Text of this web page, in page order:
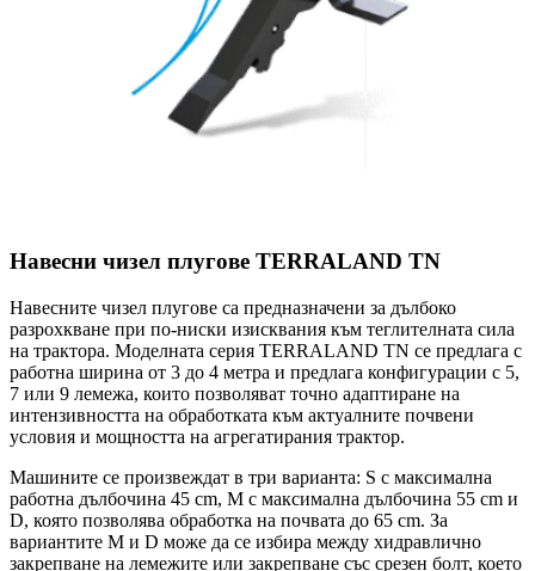
Навесни чизел плугове TERRALAND TN
Навесните чизел плугове са предназначени за дълбоко
разрохкване при по-ниски изисквания към теглителната сила
на трактора. Моделната серия TERRALAND TN се предлага с
работна ширина от 3 до 4 метра и предлага конфигурации с 5,
7 или 9 лемежа, които позволяват точно адаптиране на
интензивността на обработката към актуалните почвени
условия и мощността на агрегатирания трактор.
Машините се произвеждат в три варианта: S с максимална
работна дълбочина 45 cm, M с максимална дълбочина 55 cm и
D, която позволява обработка на почвата до 65 cm. За
вариантите M и D може да се избира между хидравлично
закрепване на лемежите или закрепване със срезен болт, което